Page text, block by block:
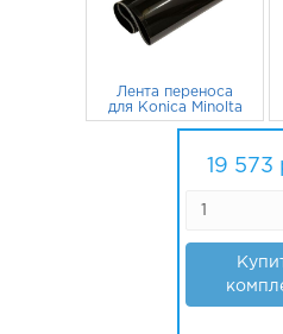
Лента переноса
для Konica Minolta
Bizhub 958, C452,
19 573